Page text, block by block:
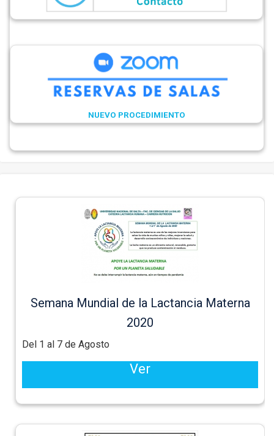
NUEVO PROCEDIMIENTO
Semana Mundial de la Lactancia Materna
2020
Del 1 al 7 de Agosto
Ver